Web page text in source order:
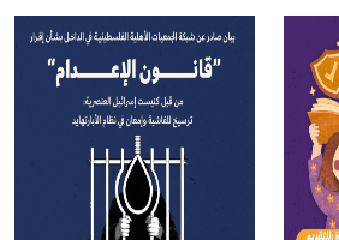
المستوطنين ضد
الفلسطينيين
الضوء
حول
ظل